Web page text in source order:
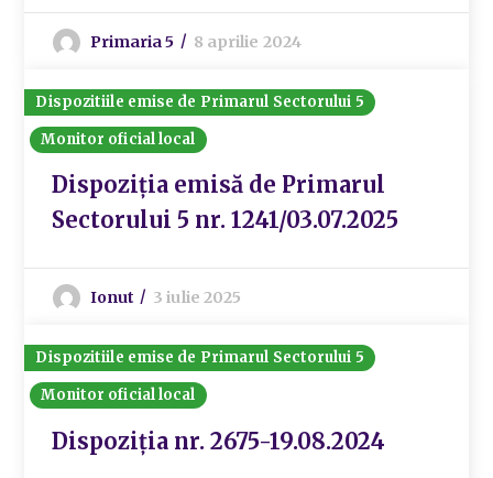
Primaria 5 8 aprilie 2024
Dispozitiile emise de Primarul Sectorului 5
Monitor oficial local
Dispoziția emisă de Primarul
Sectorului 5 nr. 1241/03.07.2025
Ionut 3 iulie 2025
Dispozitiile emise de Primarul Sectorului 5
Monitor oficial local
Dispoziția nr. 2675-19.08.2024